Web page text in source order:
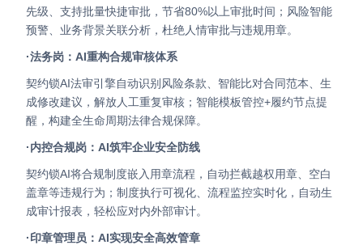
先级、支持批量快捷审批，节省80%以上审批时间；风险智能
预警、业务背景关联分析，杜绝人情审批与违规用章。
·法务岗：AI重构合规审核体系
契约锁AI法审引擎自动识别风险条款、智能比对合同范本、生
成修改建议，解放人工重复审核；智能模板管控+履约节点提
醒，构建全生命周期法律合规保障。
·内控合规岗：AI筑牢企业安全防线
契约锁AI将合规制度嵌入用章流程，自动拦截越权用章、空白
盖章等违规行为；制度执行可视化、流程监控实时化，自动生
成审计报表，轻松应对内外部审计。
·印章管理员：AI实现安全高效管章